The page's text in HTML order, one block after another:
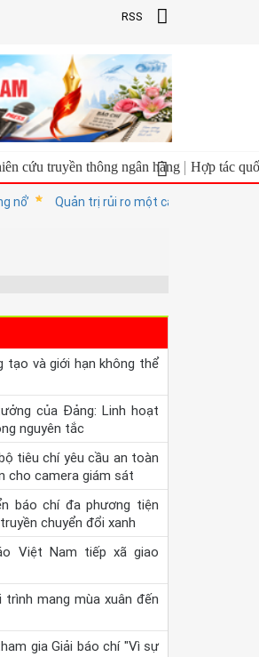
RSS
cứu truyền thông ngân hàng Hợp tác
Quản trị rủi ro một cách chủ động
tạo và giới hạn không thể
của Đảng: Linh hoạt
nguyên tắc
tiêu chí yêu cầu an toàn
cho camera giám sát
báo chí đa phương tiện
chuyển đổi xanh
Việt Nam tiếp xã giao
mang mùa xuân đến
gia Giải báo chí "Vì sự